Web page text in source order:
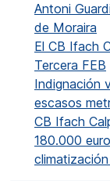
Antoni
de Moraira
El CB Ifach
Tercera FEB
Indignación
escasos
CB Ifach
180.000